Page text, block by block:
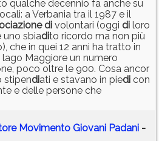
qualche decennio fa anche su
a Verbania tra il 1987 e il
di volontari (oggi di loro
uno sbiadito ricordo ma non più
che in quei 12 anni ha tratto in
Maggiore un numero
poco oltre le 900. Cosa ancor
stipendiati e stavano in piedi con
e delle persone che
Movimento Giovani Padani -